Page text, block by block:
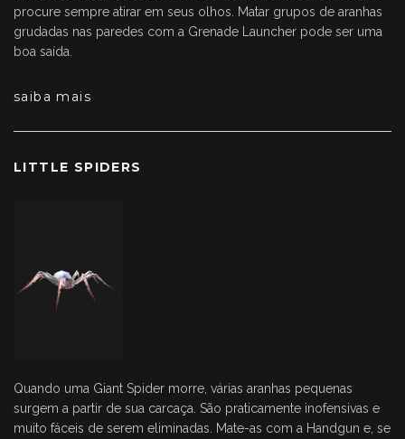
procure sempre atirar em seus olhos. Matar grupos de aranhas
grudadas nas paredes com a Grenade Launcher pode ser uma
boa saída.
saiba mais
LITTLE SPIDERS
Quando uma Giant Spider morre, várias aranhas pequenas
surgem a partir de sua carcaça. São praticamente inofensivas e
muito fáceis de serem eliminadas. Mate-as com a Handgun e, se